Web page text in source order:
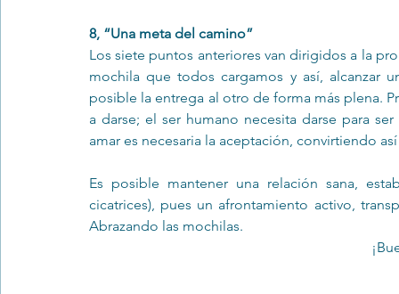
8, “Una meta del camino”
Los siete puntos anteriores van dirigidos a la
mochila que todos cargamos y así, alcanzar
posible la entrega al otro de forma más plena.
a darse; el ser humano necesita darse para
amar es necesaria la aceptación, convirtiendo
Es posible mantener una relación sana,
cicatrices), pues un afrontamiento activo,
Abrazando las mochilas.